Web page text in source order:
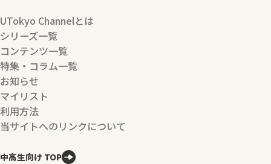
UTokyo Channelとは
シリーズ一覧
コンテンツ一覧
特集・コラム一覧
お知らせ
マイリスト
利用方法
当サイトへのリンクについて
中高生向け TOP